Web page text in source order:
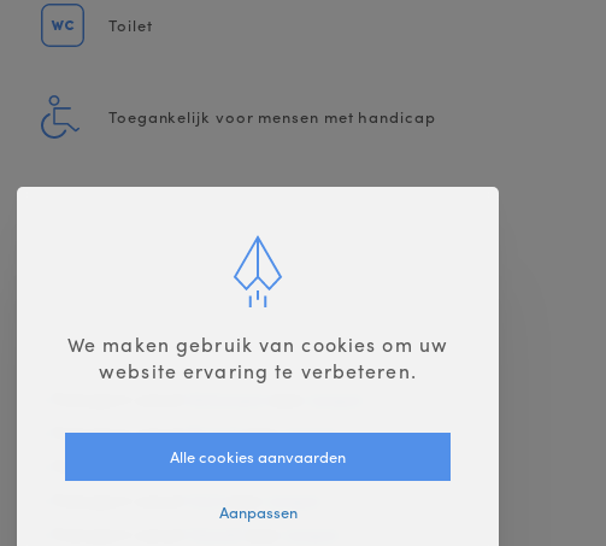
Toilet
Toegankelijk voor mensen met handicap
Transport vanuitBrusselnaarLesquin
Transport vanuitDiksmuidenaarLesquin
We maken gebruik van cookies om uw
website ervaring te verbeteren.
Alle cookies aanvaarden
Aanpassen